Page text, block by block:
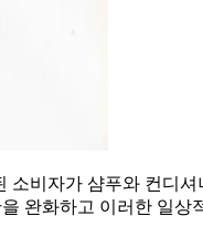
비자가 샴푸와 컨디
완화하고 이러한 일상